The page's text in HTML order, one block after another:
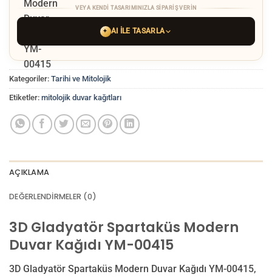
VEYA KENDI TASARIMINIZLA SIPARIŞ VERIN
✦ AI ILE TASARLA
ChatGPT
baskı kalitesine yükseltip
üretim yaparız.
GÖRSEL LINKI
E-posta ile de gönderebilirsiniz:
Kategoriler: Tarihi ve Mitolojik
Etiketler: mitolojik duvar kağıtları
AÇIKLAMA
DEĞERLENDIRMELER (0)
3D Gladyatör Spartaküs Modern
Duvar Kağıdı YM-00415
3D Gladyatör Spartaküs Modern Duvar Kağıdı YM-00415,